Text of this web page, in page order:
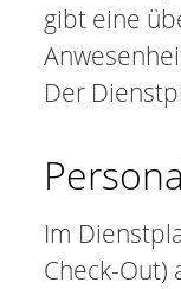
gibt eine
Der
Im
Check-Out)